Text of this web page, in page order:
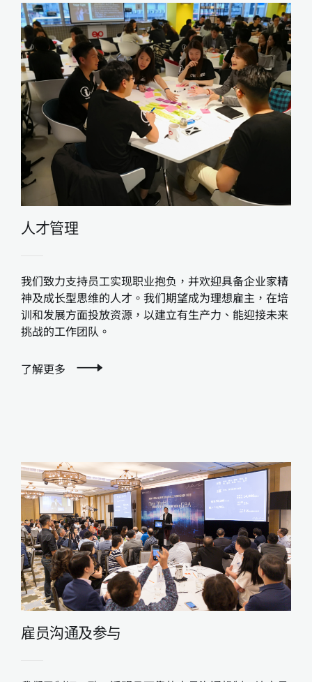
人才管理
我们致力支持员工实现职业抱负，并欢迎具备企业家精
神及成长型思维的人才。我们期望成为理想雇主，在培
训和发展方面投放资源，以建立有生产力、能迎接未来
挑战的工作团队。
了解更多
雇员沟通及参与